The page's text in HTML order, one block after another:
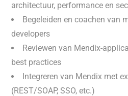
architectuur, performance en
Begeleiden en coachen van
developers
Reviewen van Mendix-
best practices
Integreren van Mendix met
(REST/SOAP, SSO, etc.)